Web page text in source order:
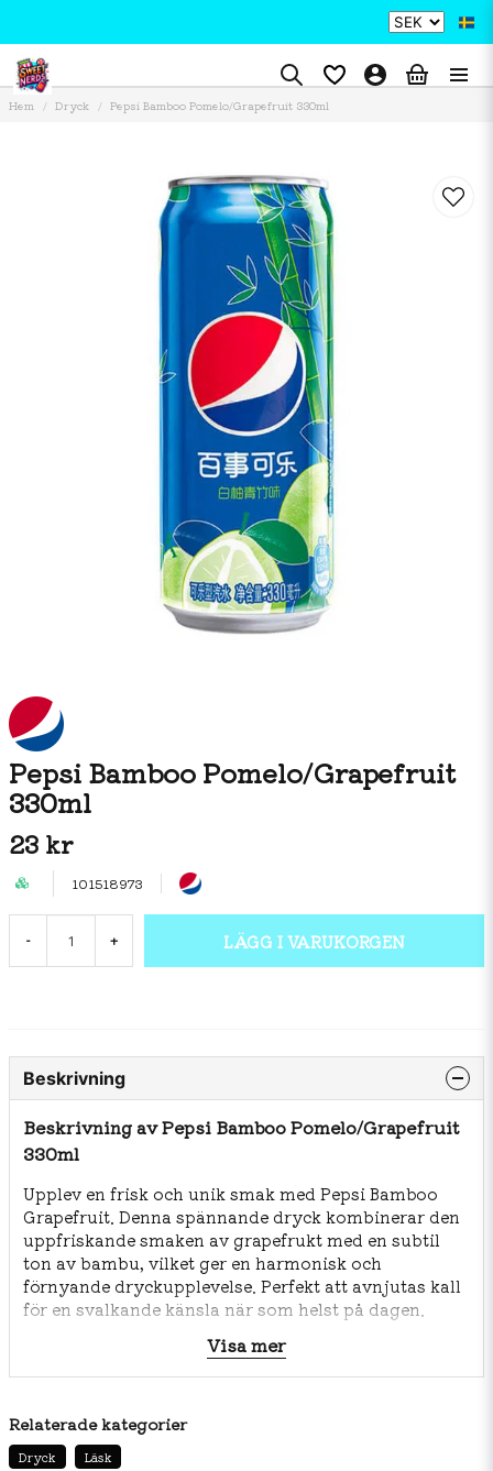
Hem Dryck Pepsi Bamboo Pomelo/Grapefruit 330ml
Pepsi Bamboo Pomelo/Grapefruit
330ml
23 kr
101518973
- + LÄGG I VARUKORGEN
Beskrivning
Beskrivning av Pepsi Bamboo Pomelo/Grapefruit
330ml
Upplev en frisk och unik smak med Pepsi Bamboo
Grapefruit. Denna spännande dryck kombinerar den
uppfriskande smaken av grapefrukt med en subtil
ton av bambu, vilket ger en harmonisk och
förnyande dryckupplevelse. Perfekt att avnjutas kall
för en svalkande känsla när som helst på dagen.
Kolsyrat vatten, socker, syra
(citronsyra), naturliga aromer (grapefrukt, bambu),
(kaliumsorbat), koffein.
Visa mer
Relaterade kategorier
Dryck Läsk